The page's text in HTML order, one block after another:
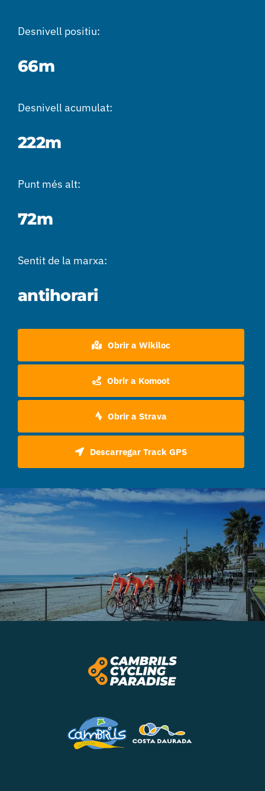
Desnivell positiu:
66m
Desnivell acumulat:
222m
Punt més alt:
72m
Sentit de la marxa:
antihorari
Obrir a Wikiloc
Obrir a Komoot
Obrir a Strava
Descarregar Track GPS